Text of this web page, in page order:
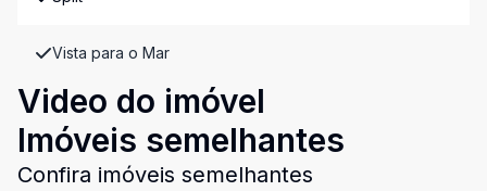
Vista para o Mar
Video do imóvel
Imóveis semelhantes
Confira imóveis semelhantes